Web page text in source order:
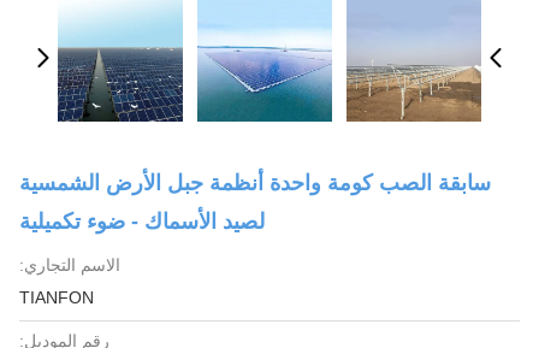
سابقة الصب كومة واحدة أنظمة جبل الأرض الشمسية
لصيد الأسماك - ضوء تكميلية
الاسم التجاري:
TIANFON
رقم الموديل: